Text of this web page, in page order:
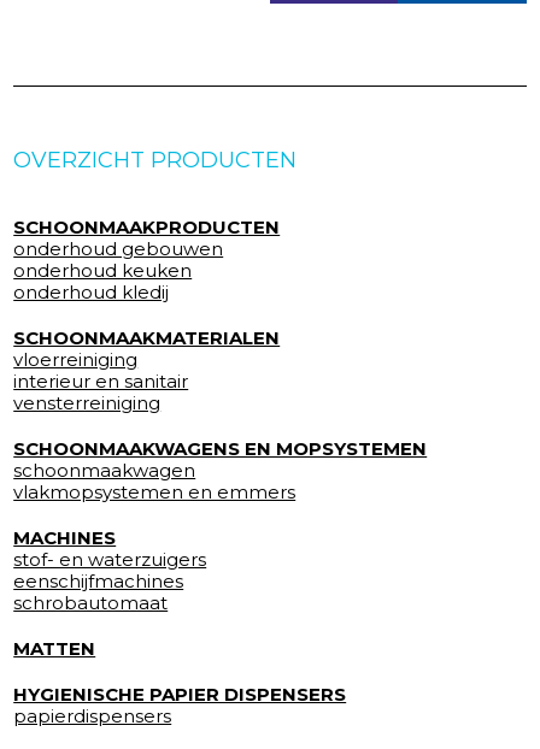
OVERZICHT PRODUCTEN
SCHOONMAAKPRODUCTEN
onderhoud gebouwen
onderhoud keuken
onderhoud kledij
SCHOONMAAKMATERIALEN
vloerreiniging
interieur en sanitair
vensterreiniging
SCHOONMAAKWAGENS EN MOPSYSTEMEN
schoonmaakwagen
vlakmopsystemen en emmers
MACHINES
stof- en waterzuigers
eenschijfmachines
schrobautomaat
MATTEN
HYGIENISCHE PAPIER DISPENSERS
papierdispensers